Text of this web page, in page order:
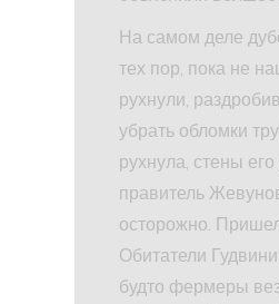
На самом деле
тех пор, пока не
рухнули,
убрать обломки
рухнула, стены
правитель
осторожно.
Обитатели
будто фермеры